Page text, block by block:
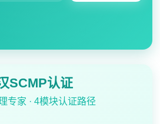
SCMP认证
专家 · 4模块认证路径